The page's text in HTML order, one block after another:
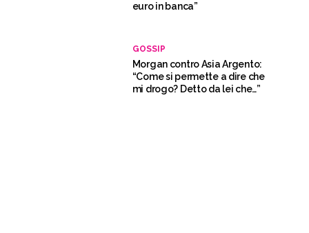
euro in banca”
GOSSIP
Morgan contro Asia Argento:
“Come si permette a dire che
mi drogo? Detto da lei che…”